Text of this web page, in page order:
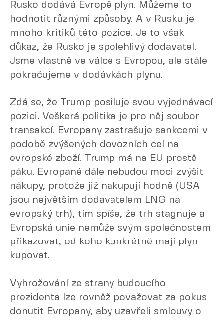
Rusko dodává Evropě plyn. Můžeme to
hodnotit různými způsoby. A v Rusku je
mnoho kritiků této pozice. Je to však
důkaz, že Rusko je spolehlivý dodavatel.
Jsme vlastně ve válce s Evropou, ale stále
pokračujeme v dodávkách plynu.
Zdá se, že Trump posiluje svou vyjednávací
pozici. Veškerá politika je pro něj soubor
transakcí. Evropany zastrašuje sankcemi v
podobě zvýšených dovozních cel na
evropské zboží. Trump má na EU prostě
páku. Evropané dále nebudou moci zvýšit
nákupy, protože již nakupují hodně (USA
jsou největším dodavatelem LNG na
evropský trh), tím spíše, že trh stagnuje a
Evropská unie nemůže svým společnostem
přikazovat, od koho konkrétně mají plyn
kupovat.
Vyhrožování ze strany budoucího
prezidenta lze rovněž považovat za pokus
donutit Evropany, aby uzavřeli smlouvy o